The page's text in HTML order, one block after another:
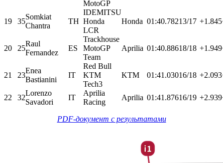
MotoGP
19 35
Somkiat
Chantra
TH
IDEMITSU
Honda
LCR
Honda 01:40.78213/17 +1.845
20 25
Raul
Fernandez
ES
Trackhouse
MotoGP
Team
Aprilia 01:40.88618/18 +1.949
21 23
Enea
Bastianini
IT
Red Bull
KTM
Tech3
KTM 01:41.03016/18 +2.093
22 32
Lorenzo
Savadori
IT
Aprilia
Racing
Aprilia 01:41.87616/19 +2.939
PDF-документ с результатами